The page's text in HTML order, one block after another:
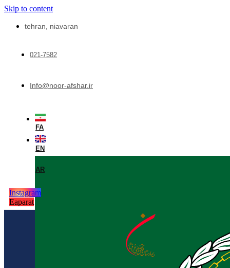
Skip to content
tehran, niavaran
021-7582
Info@noor-afshar.ir
FA
EN
AR
Instagram
Eaparat